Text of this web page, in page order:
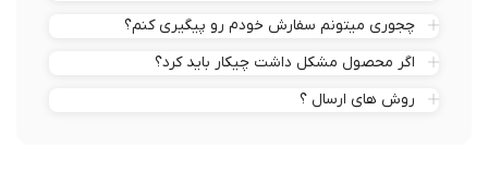
چجوری میتونم سفارش خودم رو پیگیری کنم؟
اگر محصول مشکل داشت چیکار باید کرد؟
روش های ارسال ؟